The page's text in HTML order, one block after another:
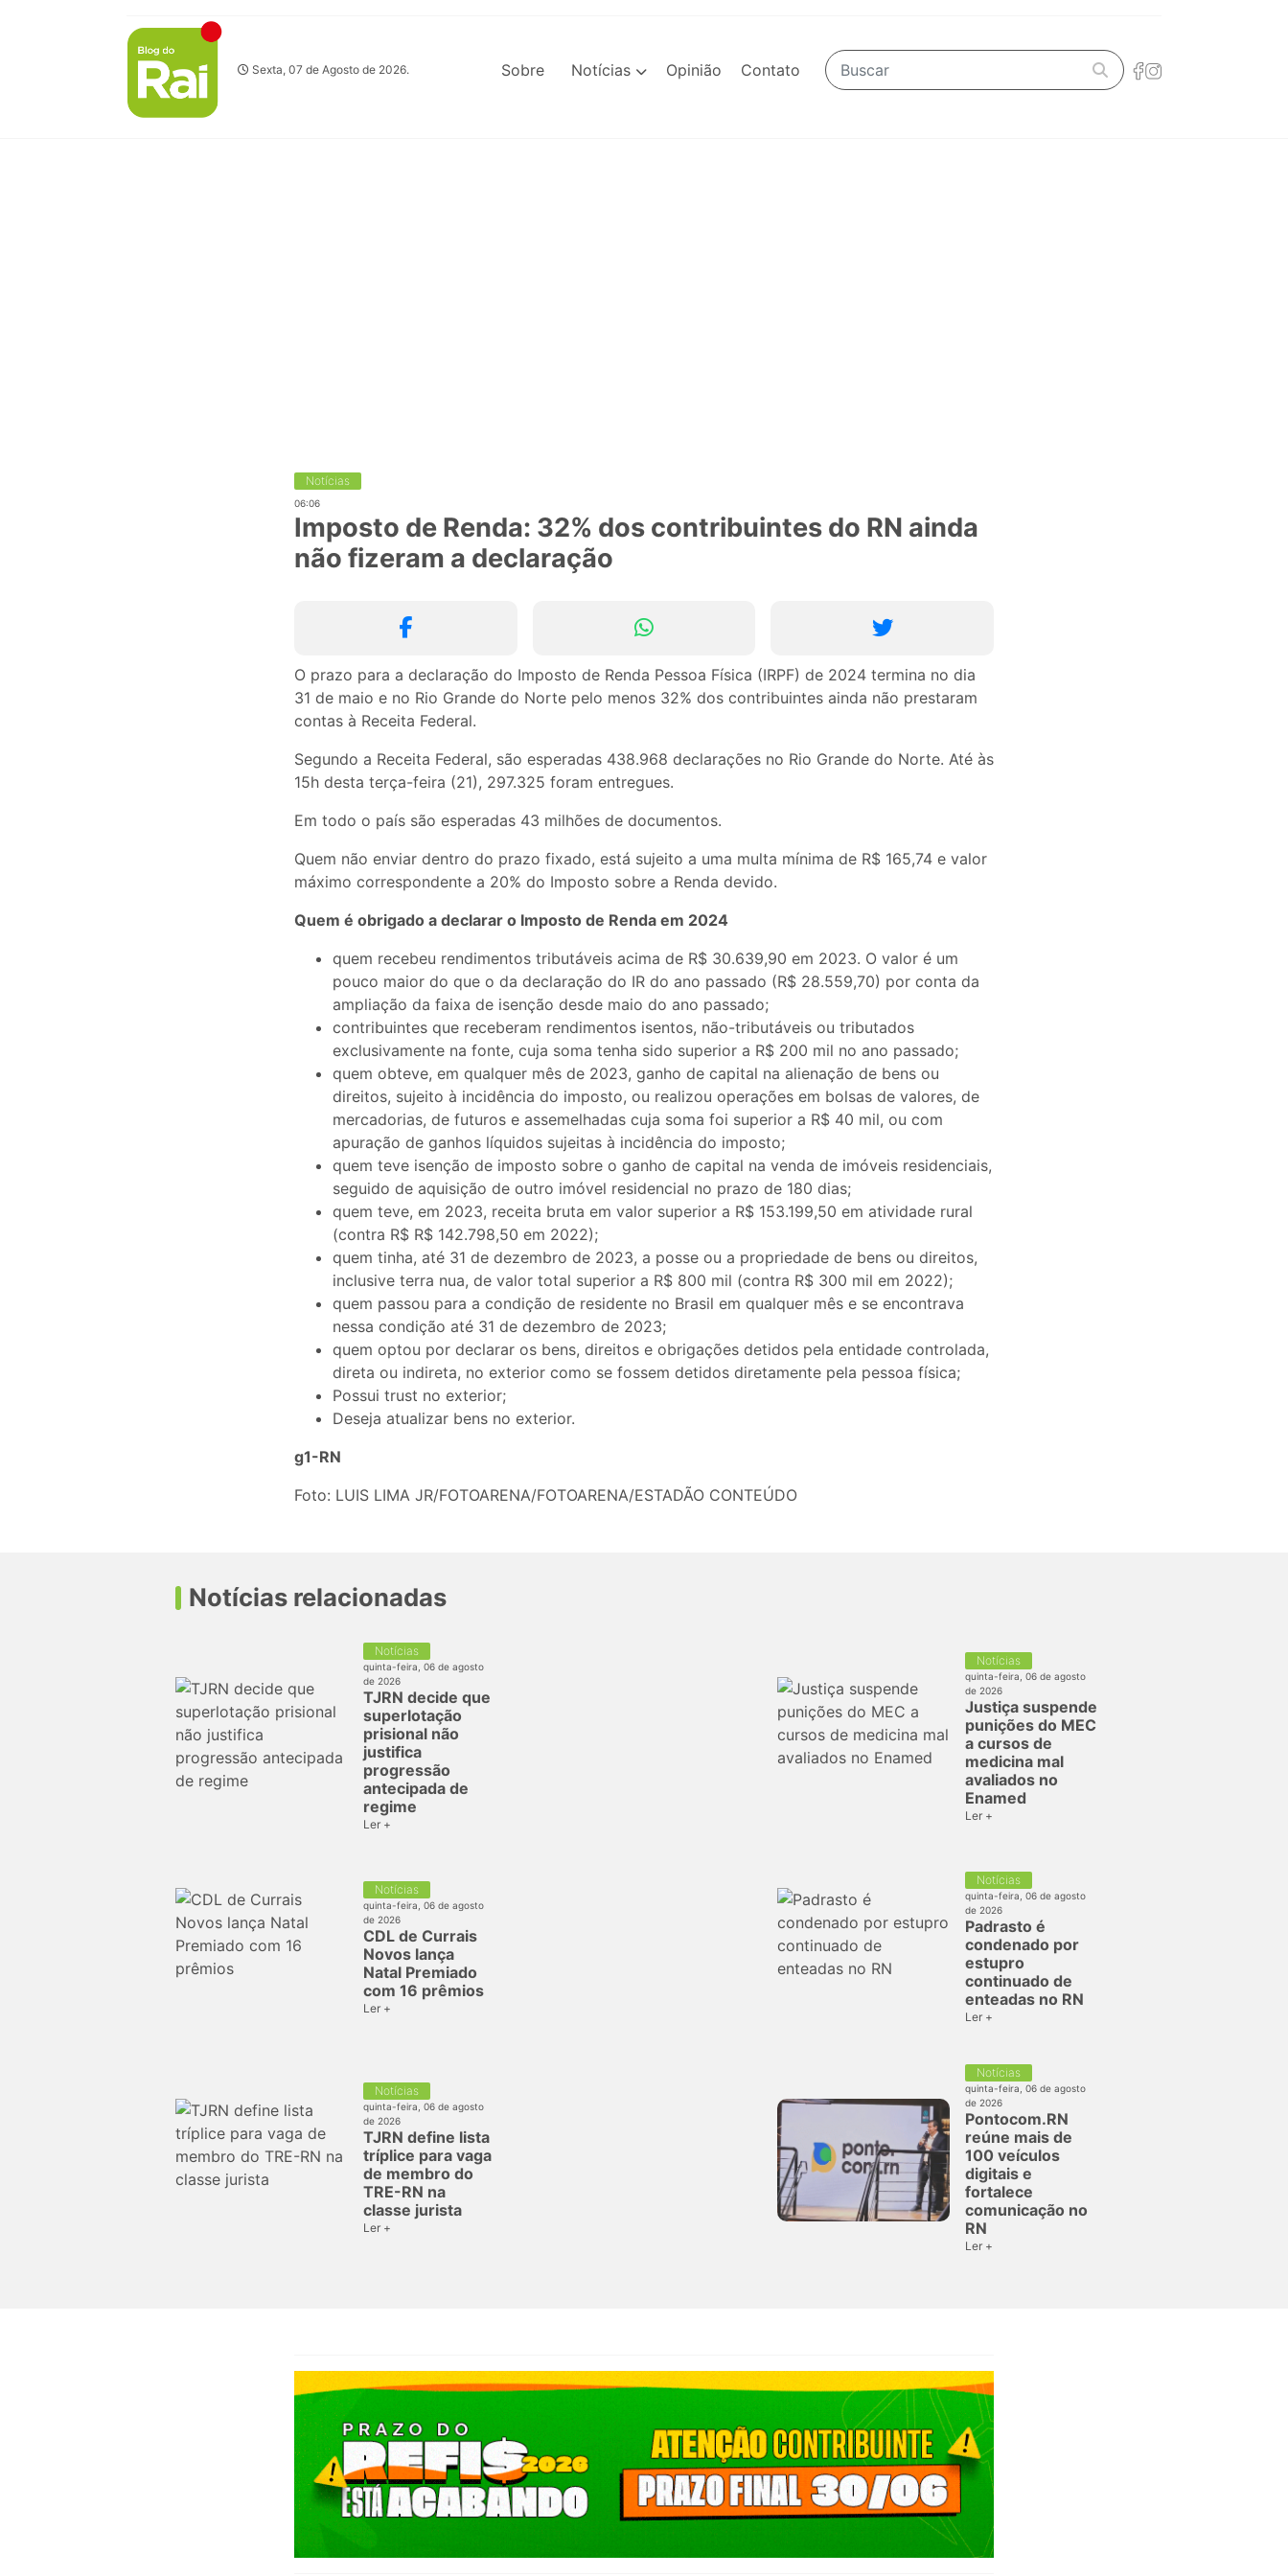
Sexta, 07 de Agosto de 2026. Sobre Notícias Opinião Contato
Notícias
06:06
Imposto de Renda: 32% dos contribuintes do RN ainda
não fizeram a declaração
O prazo para a declaração do Imposto de Renda Pessoa Física (IRPF) de 2024 termina no dia
31 de maio e no Rio Grande do Norte pelo menos 32% dos contribuintes ainda não prestaram
contas à Receita Federal.
Segundo a Receita Federal, são esperadas 438.968 declarações no Rio Grande do Norte. Até às
15h desta terça-feira (21), 297.325 foram entregues.
Em todo o país são esperadas 43 milhões de documentos.
Quem não enviar dentro do prazo fixado, está sujeito a uma multa mínima de R$ 165,74 e valor
máximo correspondente a 20% do Imposto sobre a Renda devido.
Quem é obrigado a declarar o Imposto de Renda em 2024
quem recebeu rendimentos tributáveis acima de R$ 30.639,90 em 2023. O valor é um
pouco maior do que o da declaração do IR do ano passado (R$ 28.559,70) por conta da
ampliação da faixa de isenção desde maio do ano passado;
contribuintes que receberam rendimentos isentos, não-tributáveis ou tributados
exclusivamente na fonte, cuja soma tenha sido superior a R$ 200 mil no ano passado;
quem obteve, em qualquer mês de 2023, ganho de capital na alienação de bens ou
direitos, sujeito à incidência do imposto, ou realizou operações em bolsas de valores, de
mercadorias, de futuros e assemelhadas cuja soma foi superior a R$ 40 mil, ou com
apuração de ganhos líquidos sujeitas à incidência do imposto;
quem teve isenção de imposto sobre o ganho de capital na venda de imóveis residenciais,
seguido de aquisição de outro imóvel residencial no prazo de 180 dias;
quem teve, em 2023, receita bruta em valor superior a R$ 153.199,50 em atividade rural
(contra R$ R$ 142.798,50 em 2022);
quem tinha, até 31 de dezembro de 2023, a posse ou a propriedade de bens ou direitos,
inclusive terra nua, de valor total superior a R$ 800 mil (contra R$ 300 mil em 2022);
quem passou para a condição de residente no Brasil em qualquer mês e se encontrava
nessa condição até 31 de dezembro de 2023;
quem optou por declarar os bens, direitos e obrigações detidos pela entidade controlada,
direta ou indireta, no exterior como se fossem detidos diretamente pela pessoa física;
Possui trust no exterior;
Deseja atualizar bens no exterior.
g1-RN
Foto: LUIS LIMA JR/FOTOARENA/FOTOARENA/ESTADÃO CONTEÚDO
Notícias relacionadas
Notícias
quinta-feira, 06 de agosto
de 2026
TJRN decide que
superlotação
prisional não
justifica
progressão
antecipada de
regime
Ler +
Notícias
quinta-feira, 06 de agosto
de 2026
Justiça suspende
punições do MEC
a cursos de
medicina mal
avaliados no
Enamed
Ler +
Notícias
quinta-feira, 06 de agosto
de 2026
CDL de Currais
Novos lança
Natal Premiado
com 16 prêmios
Ler +
Notícias
quinta-feira, 06 de agosto
de 2026
Padrasto é
condenado por
estupro
continuado de
enteadas no RN
Ler +
Notícias
quinta-feira, 06 de agosto
de 2026
TJRN define lista
tríplice para vaga
de membro do
TRE-RN na
classe jurista
Ler +
Notícias
quinta-feira, 06 de agosto
de 2026
Pontocom.RN
reúne mais de
100 veículos
digitais e
fortalece
comunicação no
RN
Ler +